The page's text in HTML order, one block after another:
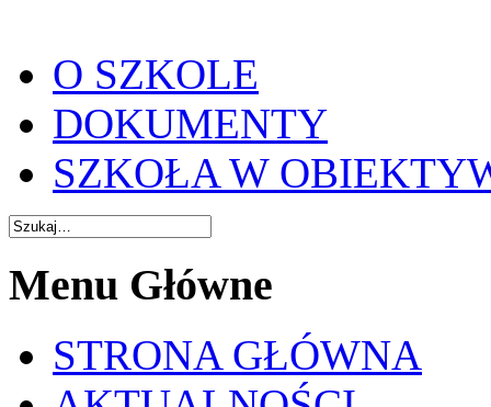
O SZKOLE
DOKUMENTY
SZKOŁA W
Menu Główne
STRONA GŁÓWNA